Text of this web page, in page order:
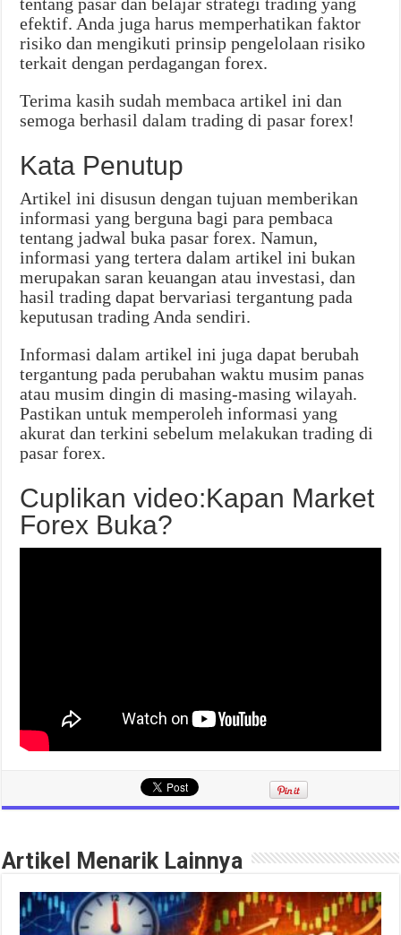
efektif. Anda juga harus memperhatikan faktor
risiko dan mengikuti prinsip pengelolaan risiko
terkait dengan perdagangan forex.
Terima kasih sudah membaca artikel ini dan
semoga berhasil dalam trading di pasar forex!
Kata Penutup
Artikel ini disusun dengan tujuan memberikan
informasi yang berguna bagi para pembaca
tentang jadwal buka pasar forex. Namun,
informasi yang tertera dalam artikel ini bukan
merupakan saran keuangan atau investasi, dan
hasil trading dapat bervariasi tergantung pada
keputusan trading Anda sendiri.
Informasi dalam artikel ini juga dapat berubah
tergantung pada perubahan waktu musim panas
atau musim dingin di masing-masing wilayah.
Pastikan untuk memperoleh informasi yang
akurat dan terkini sebelum melakukan trading di
pasar forex.
Cuplikan video:Kapan Market
Forex Buka?
Artikel Menarik Lainnya